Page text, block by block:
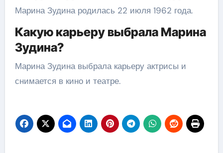
Марина Зудина родилась 22 июля 1962 года.
Какую карьеру выбрала Марина
Зудина?
Марина Зудина выбрала карьеру актрисы и
снимается в кино и театре.